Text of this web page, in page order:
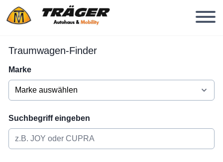
Traumwagen-Finder
Marke
Suchbegriff eingeben